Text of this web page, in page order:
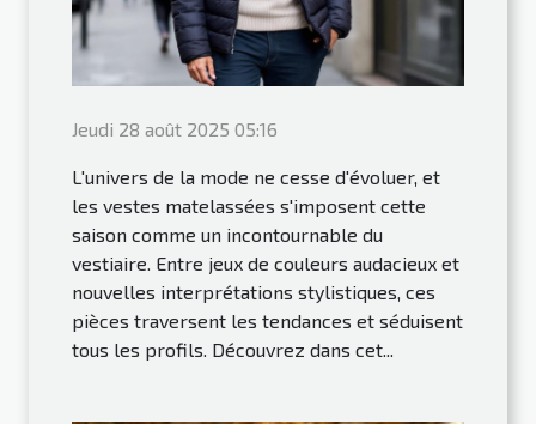
Jeudi 28 août 2025 05:16
L'univers de la mode ne cesse d'évoluer, et
les vestes matelassées s'imposent cette
saison comme un incontournable du
vestiaire. Entre jeux de couleurs audacieux et
nouvelles interprétations stylistiques, ces
pièces traversent les tendances et séduisent
tous les profils. Découvrez dans cet...